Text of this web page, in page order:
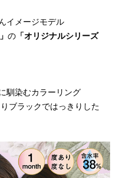
イメージモデル
の 「オリジナルシリーズ
馴染むカラーリング
ブラックではっきりした